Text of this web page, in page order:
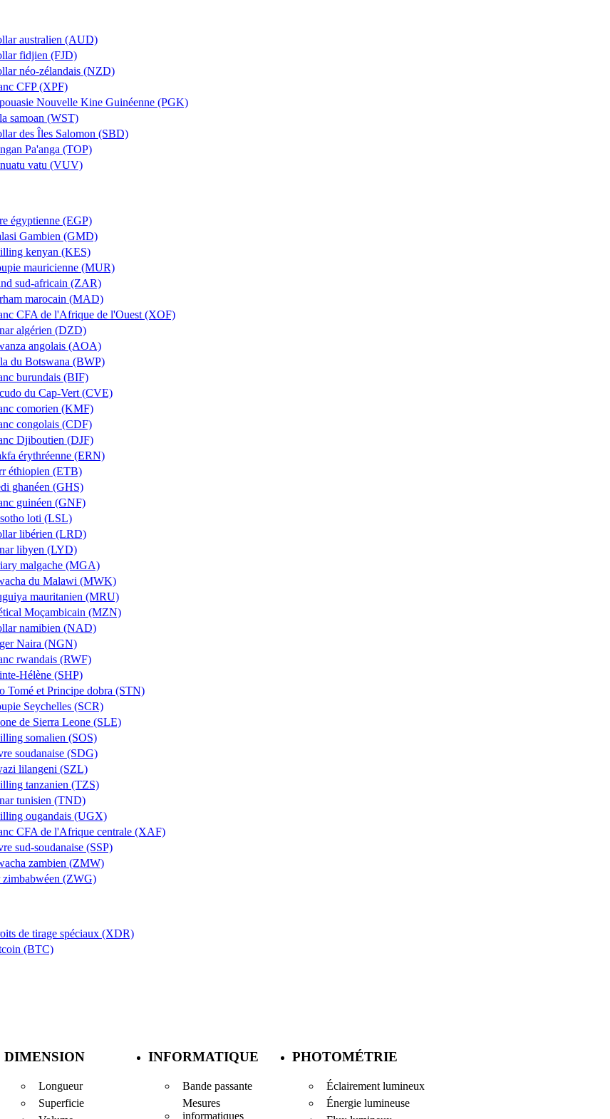
australien (AUD)
fidjien (FJD)
néo-zélandais (NZD)
CFP (XPF)
Nouvelle Kine Guinéenne (PGK)
samoan (WST)
des Îles Salomon (SBD)
Pa'anga (TOP)
vatu (VUV)
égyptienne (EGP)
Gambien (GMD)
kenyan (KES)
mauricienne (MUR)
sud-africain (ZAR)
marocain (MAD)
CFA de l'Afrique de l'Ouest (XOF)
algérien (DZD)
angolais (AOA)
du Botswana (BWP)
burundais (BIF)
du Cap-Vert (CVE)
comorien (KMF)
congolais (CDF)
Djiboutien (DJF)
érythréenne (ERN)
éthiopien (ETB)
ghanéen (GHS)
guinéen (GNF)
loti (LSL)
libérien (LRD)
libyen (LYD)
malgache (MGA)
du Malawi (MWK)
mauritanien (MRU)
Moçambicain (MZN)
namibien (NAD)
Naira (NGN)
rwandais (RWF)
Hélène (SHP)
Tomé et Principe dobra (STN)
Seychelles (SCR)
de Sierra Leone (SLE)
somalien (SOS)
soudanaise (SDG)
lilangeni (SZL)
tanzanien (TZS)
tunisien (TND)
ougandais (UGX)
CFA de l'Afrique centrale (XAF)
sud-soudanaise (SSP)
zambien (ZMW)
zimbabwéen (ZWG)
de tirage spéciaux (XDR)
(BTC)
DIMENSION
Longueur
Superficie
INFORMATIQUE
Bande passante
Mesures
informatiques
PHOTOMÉTRIE
Éclairement lumineux
Énergie lumineuse